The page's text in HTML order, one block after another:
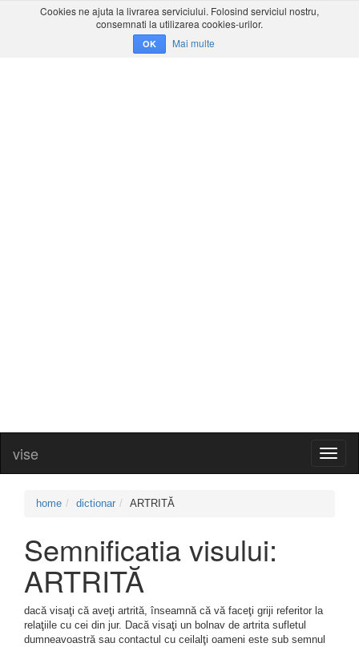
Cookies ne ajuta la livrarea serviciului. Folosind serviciul nostru,
consemnati la utilizarea cookies-urilor.
OK Mai multe
vise
home dictionar ARTRITĂ
Semnificatia visului:
ARTRITĂ
dacă visaţi că aveţi artrită, înseamnă că vă faceţi griji referitor la
relaţiile cu cei din jur. Dacă visaţi un bolnav de artrita sufletul
dumneavoastră sau contactul cu ceilalţi oameni este sub semnul